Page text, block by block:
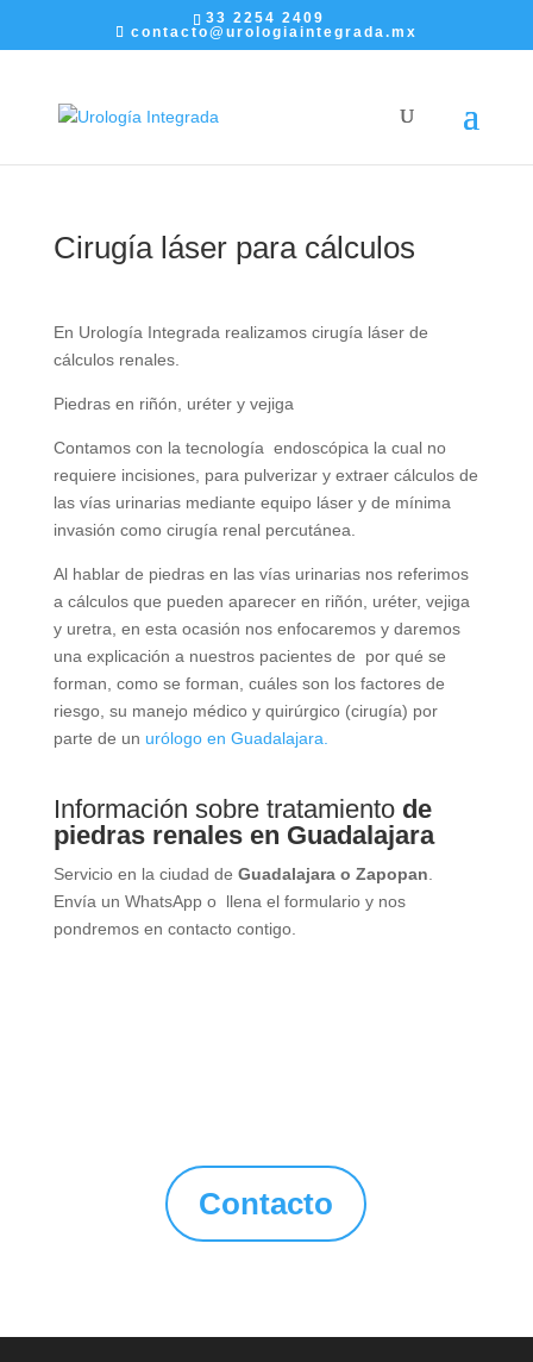
33 2254 2409
contacto@urologiaintegrada.mx
Cirugía láser para cálculos
En Urología Integrada realizamos cirugía láser de
cálculos renales.
Piedras en riñón, uréter y vejiga
Contamos con la tecnología endoscópica la cual no
requiere incisiones, para pulverizar y extraer cálculos de
las vías urinarias mediante equipo láser y de mínima
invasión como cirugía renal percutánea.
Al hablar de piedras en las vías urinarias nos referimos
a cálculos que pueden aparecer en riñón, uréter, vejiga
y uretra, en esta ocasión nos enfocaremos y daremos
una explicación a nuestros pacientes de por qué se
forman, como se forman, cuáles son los factores de
riesgo, su manejo médico y quirúrgico (cirugía) por
parte de un urólogo en Guadalajara.
Información sobre tratamiento de
piedras renales en Guadalajara
Servicio en la ciudad de Guadalajara o Zapopan
Envía un WhatsApp o llena el formulario y nos
pondremos en contacto contigo.
Contacto